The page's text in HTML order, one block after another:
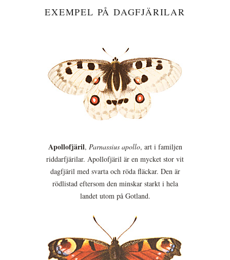
EXEMPEL PÅ DAGFJÄRILAR
Apollofjäril, Parnassius apollo, art i familjen
riddarfjärilar. Apollofjäril är en mycket stor vit
dagfjäril med svarta och röda fläckar. Den är
rödlistad eftersom den minskar starkt i hela
landet utom på Gotland.